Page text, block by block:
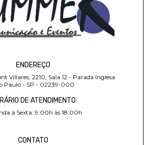
ENDEREÇO
Villares, 2210, Sala 12 - Parada Inglesa
Paulo - SP - 02239-000
DE ATENDIMENTO
à Sexta: 9:00h às 18:00h
CONTATO